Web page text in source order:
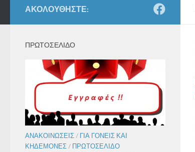
ΑΚΟΛΟΥΘΉΣΤΕ:
ΠΡΩΤΟΣΕΛΙΔΟ
ΑΝΑΚΟΙΝΏΣΕΙΣ / ΓΙΑ ΓΟΝΕΊΣ ΚΑΙ
ΚΗΔΕΜΌΝΕΣ / ΠΡΩΤΟΣΈΛΙΔΟ